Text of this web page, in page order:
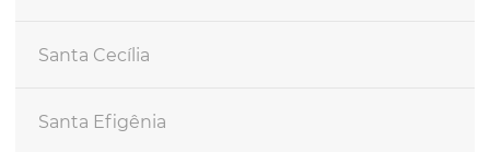
Santa Cecília
Santa Efigênia